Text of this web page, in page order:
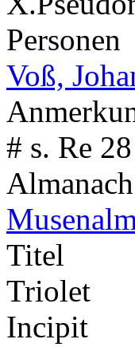
Personen
Voß,
# s. Re 28
Almanach
Titel
Triolet
Incipit